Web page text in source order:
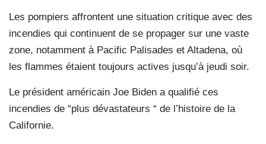
Les pompiers affrontent une situation critique avec des
incendies qui continuent de se propager sur une vaste
zone, notamment à Pacific Palisades et Altadena, où
les flammes étaient toujours actives jusqu’à jeudi soir.
Le président américain Joe Biden a qualifié ces
incendies de “plus dévastateurs “ de l’histoire de la
Californie.